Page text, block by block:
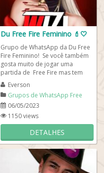
Du Free Fire Feminino 💄🤍
Grupo de WhatsApp da Du Free
Fire Feminino! Se você também
gosta muito de jogar uma
partida de Free Fire mas tem
pouco espaço, saiba que
criamos um grupo...
Everson
Grupos de WhatsApp Free
Fire
06/05/2023
1150 views
DETALHES